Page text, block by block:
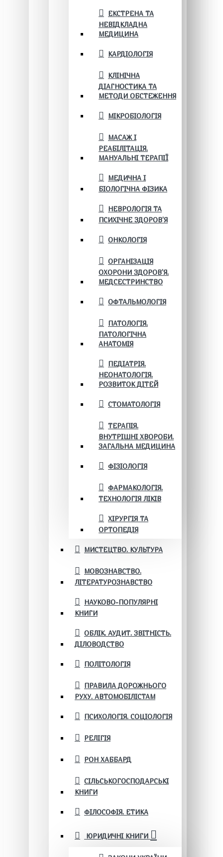
ЕКСТРЕНА ТА
НЕВІДКЛАДНА
МЕДИЦИНА
КАРДІОЛОГІЯ
КЛІНІЧНА
ДІАГНОСТИКА ТА
МЕТОДИ ОБСТЕЖЕННЯ
МІКРОБІОЛОГІЯ
МАСАЖ І
РЕАБІЛІТАЦІЯ.
МАНУАЛЬНІ ТЕРАПІЇ
МЕДИЧНА І
БІОЛОГІЧНА ФІЗИКА
НЕВРОЛОГІЯ ТА
ПСИХІЧНЕ ЗДОРОВ’Я
ОНКОЛОГІЯ
ОРГАНІЗАЦІЯ
ОХОРОНИ ЗДОРОВ'Я.
МЕДСЕСТРИНСТВО
ОФТАЛЬМОЛОГІЯ
ПАТОЛОГІЯ.
ПАТОЛОГІЧНА
АНАТОМІЯ
ПЕДІАТРІЯ.
НЕОНАТОЛОГІЯ.
РОЗВИТОК ДІТЕЙ
СТОМАТОЛОГІЯ
ТЕРАПІЯ.
ВНУТРІШНІ ХВОРОБИ.
ЗАГАЛЬНА МЕДИЦИНА
ФІЗІОЛОГІЯ
ФАРМАКОЛОГІЯ.
ТЕХНОЛОГІЯ ЛІКІВ
ХІРУРГІЯ ТА
ОРТОПЕДІЯ
МИСТЕЦТВО. КУЛЬТУРА
МОВОЗНАВСТВО.
ЛІТЕРАТУРОЗНАВСТВО
НАУКОВО-ПОПУЛЯРНІ
КНИГИ
ОБЛІК. АУДИТ. ЗВІТНІСТЬ.
ДІЛОВОДСТВО
ПОЛІТОЛОГІЯ
ПРАВИЛА ДОРОЖНЬОГО
РУХУ. АВТОМОБІЛІСТАМ
ПСИХОЛОГІЯ. СОЦІОЛОГІЯ
РЕЛІГІЯ
РОН ХАББАРД
СІЛЬСЬКОГОСПОДАРСЬКІ
КНИГИ
ФІЛОСОФІЯ. ЕТИКА
ЮРИДИЧНІ КНИГИ